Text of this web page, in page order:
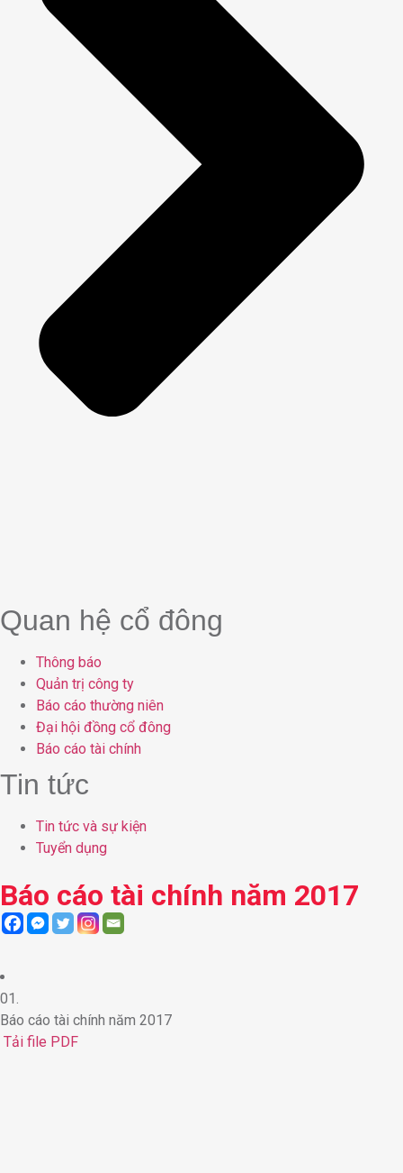
Quan hệ cổ đông
Thông báo
Quản trị công ty
Báo cáo thường niên
Đại hội đồng cổ đông
Báo cáo tài chính
Tin tức
Tin tức và sự kiện
Tuyển dụng
Báo cáo tài chính năm 2017
01.
Báo cáo tài chính năm 2017
Tải file PDF